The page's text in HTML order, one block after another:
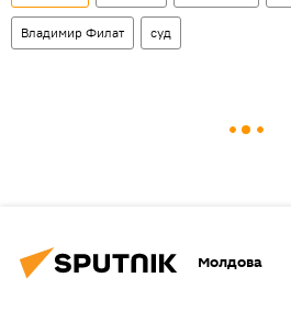
Владимир Филат суд
Молдова